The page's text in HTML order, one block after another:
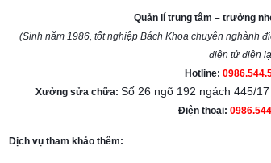
Quản lí trung tâm – trưởng
(Sinh năm 1986, tốt nghiệp Bách Khoa chuyên nghành
điện tử điện
Hotline:
Xưởng sửa chữa: Số 26 ngõ 192 ngách 445/
Điện thoại:
Dịch vụ tham khảo thêm: